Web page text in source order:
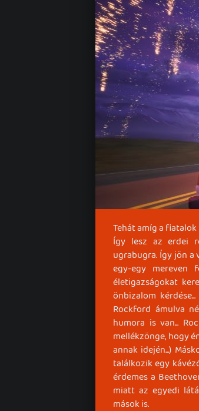
Tehát amíg a
Így lesz az erdei
ugrabugra. Így jön a
egy-egy mereven
életigazságokat
önbizalom
Rockford ámulva
humora is van...
mellékzönge, hogy
annak idején...)
találkozik egy
érdemes a
miatt az egyedi
mások is.